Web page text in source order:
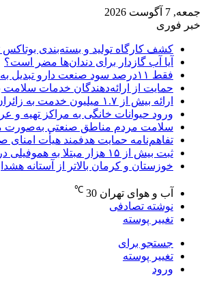
جمعه, 7 آگوست 2026
خبر فوری
کشف کارگاه تولید و بسته‌بندی بوتاکس
آیا آب گازدار برای دندان‌ها مضر است؟
فقط ۱۱‌درصد سود صنعت دارو تبدیل به نقدینگی شده است
حمایت از ارائه‌دهندگان خدمات
ارائه بیش از ۱.۷ میلیون خدمت به زائران اربعین/ استقرار پزشک خانواده در ۶۴ شهرستان
ورود حیوانات خانگی به مراکز تهیه و
سلامت مردم مناطق صنعتی
تفاهم‌نامه حمایت هدفمند هیأت امنای
ثبت بیش از ۱۵ هزار مبتلا به هموفیلی در کشور
خوزستان و کرمان بالاتر از آستانه هشدار
آب و هوای تهران 30
℃
نوشته تصادفی
تغییر پوسته
جستجو برای
تغییر پوسته
ورود